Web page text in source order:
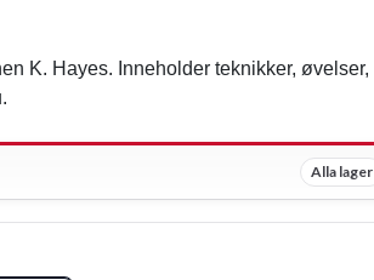
K. Hayes. Inneholder teknikker, øvelser,
Alla lager